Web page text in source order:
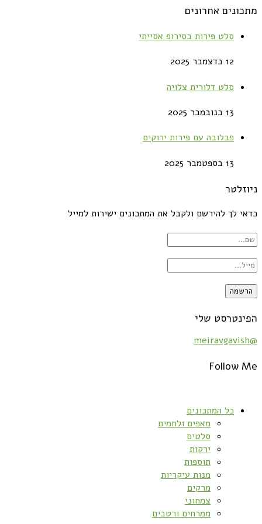
מתכונים אחרונים
סלט פירות בסירופ אסייתי
12 בדצמבר 2025
סלט דלורית צלויה
13 בנובמבר 2025
פבלובה עם פירות ירוקים
13 בספטמבר 2025
ניוזלטר
כדאי לך להירשם ולקבל את המתכונים ישירות למייל
הפינטרסט שלי
@meiravgavish
Follow Me
כל המתכונים
מאפים ולחמים
סלטים
ירקות
תוספות
מנות עיקריות
מרקים
צמחוני
ממרחים ורטבים